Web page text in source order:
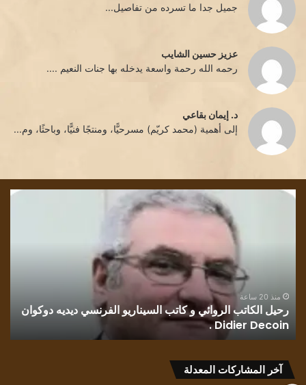
جميل جدا ما تسرده من تفاصيل...
عزيز حسين الشايب
رحمه الله رحمة واسعة يدخله بها جنات النعيم ....
د. إيمان بقاعي
إلى أهمية (محمد كريّم) مسرحيًّا، ومنتجًا فنيًّا، وباحثًا، وم...
رحيل
ديديه
دوكوان
Didier
Decoin
منذ 20 ساعة
رحيل الكاتب الروائي و كاتب السيناريو الفرنسي ديديه دوكوان
Didier Decoin .
آخر المشاركات المعدلة